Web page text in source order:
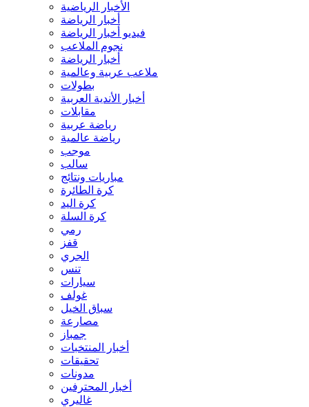
الأخبار الرياضية
أخبار الرياضة
فيديو أخبار الرياضة
نجوم الملاعب
أخبار الرياضة
ملاعب عربية وعالمية
بطولات
أخبار الأندية العربية
مقابلات
رياضة عربية
رياضة عالمية
موجب
سالب
مباريات ونتائج
كرة الطائرة
كرة اليد
كرة السلة
رمي
قفز
الجري
تنس
سيارات
غولف
سباق الخيل
مصارعة
جمباز
أخبار المنتخبات
تحقيقات
مدونات
أخبار المحترفين
غاليري